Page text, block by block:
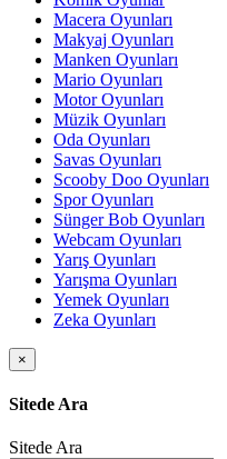
Macera Oyunları
Makyaj Oyunları
Manken Oyunları
Mario Oyunları
Motor Oyunları
Müzik Oyunları
Oda Oyunları
Savas Oyunları
Scooby Doo Oyunları
Spor Oyunları
Sünger Bob Oyunları
Webcam Oyunları
Yarış Oyunları
Yarışma Oyunları
Yemek Oyunları
Zeka Oyunları
×
Sitede Ara
Sitede Ara